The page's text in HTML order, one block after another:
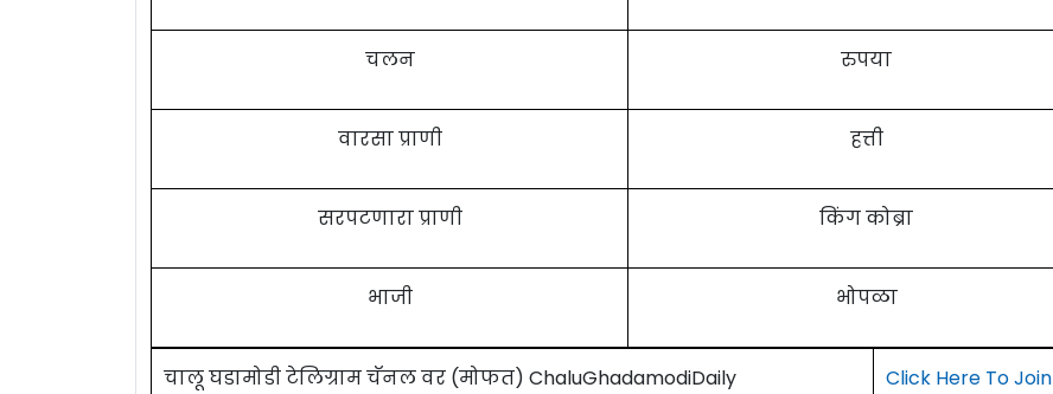
चलन रुपया
वारसा प्राणी हत्ती
सरपटणारा प्राणी किंग कोब्रा
भाजी भोपळा
चालू घडामोडी टेलिग्राम चॅनल वर (मोफत) ChaluGhadamodiDaily Click Here To Join